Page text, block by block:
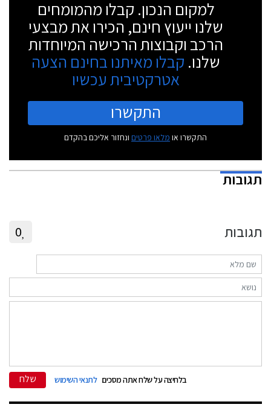
למקום הנכון. קבלו מהמומחים
שלנו ייעוץ חינם, הכירו את מבצעי
הרכב וקבוצות הרכישה המיוחדות
שלנו. קבלו מאיתנו בחינם הצעה
אטרקטיבית עכשיו
התקשרו
התקשרו או מלאו פרטים ונחזור אליכם בהקדם
תגובות
תגובות 0
בלחיצה על שלח אתה מסכים לתנאי השימוש שלח